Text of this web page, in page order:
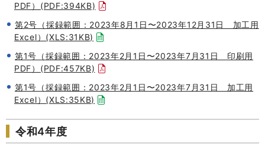
PDF）(PDF:394KB)
第2号（採録範囲：2023年8月1日〜2023年12月31日 加工用
Excel）(XLS:31KB)
第1号（採録範囲：2023年2月1日〜2023年7月31日 印刷用
PDF）(PDF:457KB)
第1号（採録範囲：2023年2月1日〜2023年7月31日 加工用
Excel）(XLS:35KB)
令和4年度